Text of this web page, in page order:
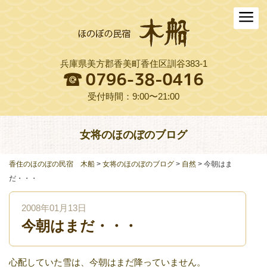
兵庫県美方郡香美町香住区訓谷383-1
受付時間：9:00〜21:00
よくある質問
お役立ちリンク集
ご予約プラン一覧
English
女将のほのぼのブログ
香住のほのぼの民宿 木船 > 女将のほのぼのブログ > 自然 > 今朝はま
だ・・・
2008年01月13日
今朝はまだ・・・
心配していた雪は、今朝はまだ降っていません。